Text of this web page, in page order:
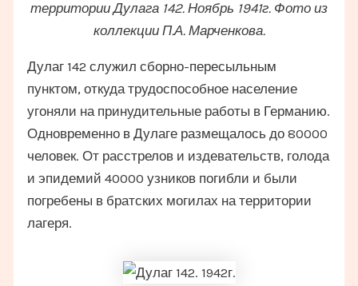
территории Дулага 142. Ноябрь 1941г. Фото из
коллекции П.А. Марченкова.
Дулаг 142 служил сборно-пересыльным
пунктом, откуда трудоспособное население
угоняли на принудительные работы в Германию.
Одновременно в Дулаге размещалось до 80000
человек. От расстрелов и издевательств, голода
и эпидемий 40000 узников погибли и были
погребены в братских могилах на территории
лагеря.